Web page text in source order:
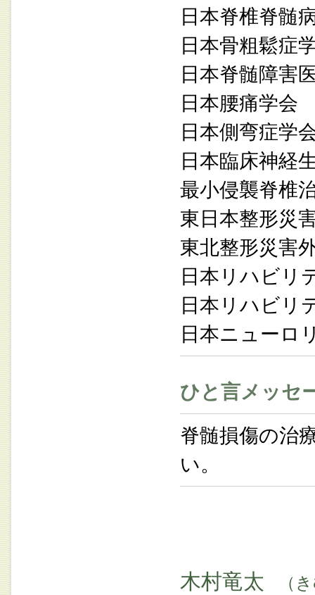
日本脊椎脊髄
日本骨粗鬆症
日本脊髄障害
日本腰痛学会
日本側弯症学
日本臨床神経
最小侵襲脊椎
東日本整形災
東北整形災害
日本リハビリ
日本リハビリ
日本ニューロ
ひと言メッセ
脊髄損傷の治
い。
木村竜太 （